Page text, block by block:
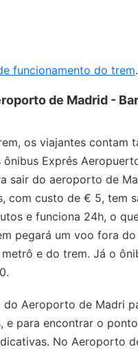
funcionamento do trem.
de Madrid -
os viajantes contam
Exprés
sair do aeroporto de
com custo de € 5, tem
e funciona 24h, o
pegará um voo fora
e do trem. Já o
do Aeroporto de Madri
e para encontrar o
No Aeroporto